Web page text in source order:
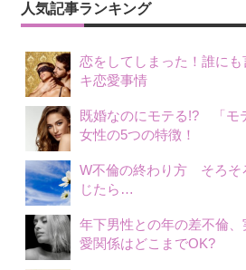
人気記事ランキング
恋をしてしまった！誰に
キ恋愛事情
既婚なのにモテる!? 「モ
女性の5つの特徴！
W不倫の終わり方 そろそ
じたら…
年下男性との年の差不倫
愛関係はどこまでOK?